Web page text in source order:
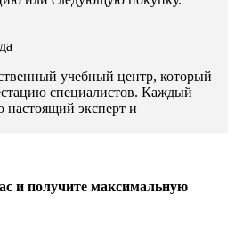
учебный центр, который
специалистов. Каждый
настоящий эксперт и
и получите максимальную